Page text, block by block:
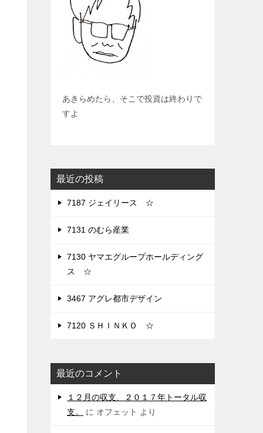
あきらめたら、そこで投資は終わりで
すよ
最近の投稿
7187 ジェイリース ☆
7131 のむら産業
7130 ヤマエグループホールディング
ス ☆
3467 アグレ都市デザイン
7120 ＳＨＩＮＫＯ ☆
最近のコメント
１２月の収支、２０１７年トータル収
支。
に オフェット より